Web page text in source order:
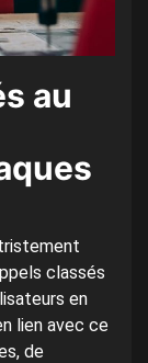
au
classés
en
lien avec ce
de